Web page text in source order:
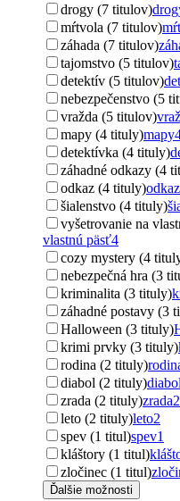
drogy (7 titulov)
mŕtvola (7 titulov)
záhada (7 titulov)
tajomstvo (5 titulov)
detektív (5 titulov)
nebezpečenstvo (5
vražda (5 titulov)
mapy (4 tituly)mapy
detektívka (4 tituly)
záhadné odkazy (4
odkaz (4 tituly)odkaz
šialenstvo (4 tituly)
vyšetrovanie na
vlastnú päsť4
cozy mystery (4
nebezpečná hra (3
kriminalita (3 tituly)
záhadné postavy (3
Halloween (3 tituly)
krimi prvky (3 tituly)
rodina (2 tituly)
diabol (2 tituly)diabol
zrada (2 tituly)zrada2
leto (2 tituly)leto2
spev (1 titul)spev1
kláštory (1 titul)
zločinec (1 titul)
Ďalšie možnosti